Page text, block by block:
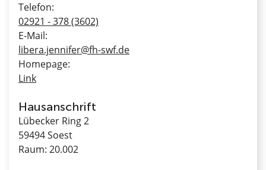
Telefon:
02921 - 378 (3602)
E-Mail:
libera.jennifer@fh-swf.de
Homepage:
Link
Hausanschrift
Lübecker Ring 2
59494 Soest
Raum: 20.002